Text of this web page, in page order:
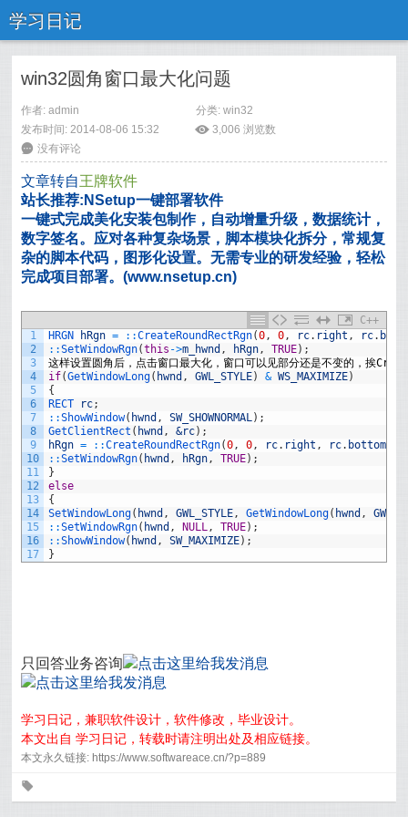
学习日记
win32圆角窗口最大化问题
作者: admin 分类: win32
发布时间: 2014-08-06 15:32
ė 3,006 浏览数
6 没有评论
文章转自王牌软件
站长推荐:NSetup一键部署软件
一键式完成美化安装包制作，自动增量升级，数据统计，
数字签名。应对各种复杂场景，脚本模块化拆分，常规复
杂的脚本代码，图形化设置。无需专业的研发经验，轻松
完成项目部署。(www.nsetup.cn)
C++
1
2
3
4
5
6
7
8
9
10
11
12
13
14
15
16
17
HRGN hRgn = ::CreateRoundRectRgn(0, 0, rc. right , rc.
::SetWindowRgn(this ->m_hwnd , hRgn, TRUE) ;
这样设置圆角后，点击窗口最大化，窗口可以见部分还是不变的，挨
if(GetWindowLong( hwnd , GWL_STYLE) & WS_MAXIMIZE)
{
RECT
rc;
::ShowWindow( hwnd , SW_SHOWNORMAL) ;
GetClientRect ( hwnd , &rc) ;
hRgn = ::CreateRoundRectRgn(0, 0, rc. right , rc. bottom
::SetWindowRgn( hwnd , hRgn, TRUE) ;
}
else
{
SetWindowLong( hwnd , GWL_STYLE, GetWindowLong( hwnd ,
::SetWindowRgn( hwnd , NULL, TRUE) ;
::ShowWindow( hwnd , SW_MAXIMIZE) ;
}
只回答业务咨询
学习日记，兼职软件设计，软件修改，毕业设计。
本文出自 学习日记，转载时请注明出处及相应链接。
本文永久链接: https://www.softwareace.cn/?p=889
0